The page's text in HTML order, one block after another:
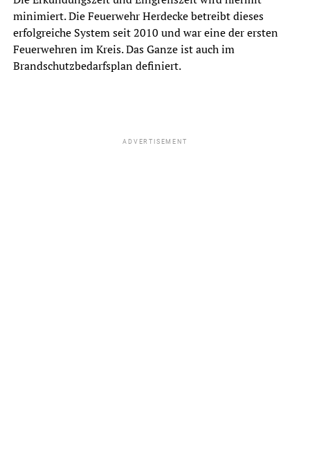
minimiert. Die Feuerwehr Herdecke betreibt dieses
erfolgreiche System seit 2010 und war eine der ersten
Feuerwehren im Kreis. Das Ganze ist auch im
Brandschutzbedarfsplan definiert.
ADVERTISEMENT